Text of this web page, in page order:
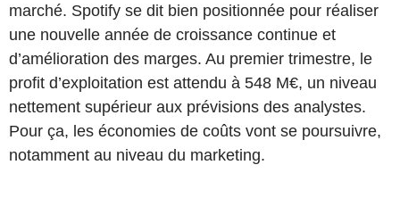
marché. Spotify se dit bien positionnée pour réaliser
une nouvelle année de croissance continue et
d’amélioration des marges. Au premier trimestre, le
profit d’exploitation est attendu à 548 M€, un niveau
nettement supérieur aux prévisions des analystes.
Pour ça, les économies de coûts vont se poursuivre,
notamment au niveau du marketing.